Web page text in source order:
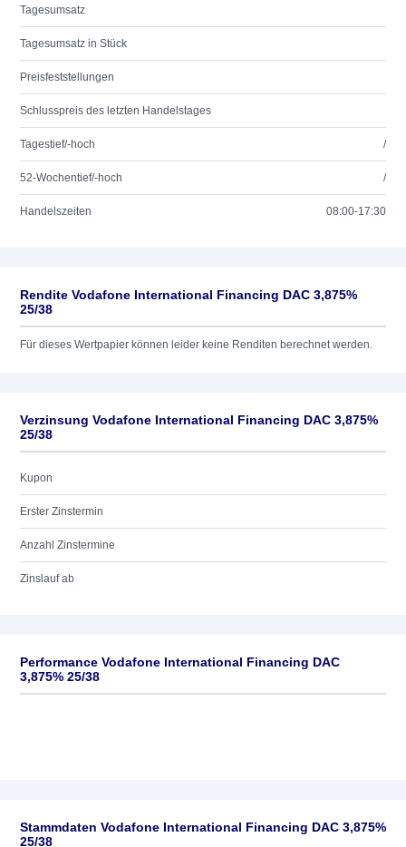
Tagesumsatz
Tagesumsatz in Stück
Preisfeststellungen
Schlusspreis des letzten Handelstages
Tagestief/-hoch /
52-Wochentief/-hoch /
Handelszeiten 08:00-17:30
Rendite Vodafone International Financing DAC 3,875%
25/38
Für dieses Wertpapier können leider keine Renditen berechnet werden.
Verzinsung Vodafone International Financing DAC 3,875%
25/38
Kupon
Erster Zinstermin
Anzahl Zinstermine
Zinslauf ab
Performance Vodafone International Financing DAC
3,875% 25/38
Stammdaten Vodafone International Financing DAC 3,875%
25/38